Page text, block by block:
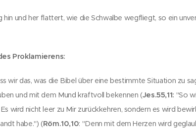
hin und her flattert, wie die Schwalbe wegfliegt, so ein
Proklamierens:
wir das, was die Bibel über eine bestimmte Situation zu
und mit dem Mund kraftvoll bekennen (Jes.55,11: "So
wird nicht leer zu Mir zurückkehren, sondern es wird
habe.") (Röm.10,10: "Denn mit dem Herzen wird